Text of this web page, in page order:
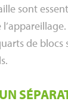
sont
de blocs